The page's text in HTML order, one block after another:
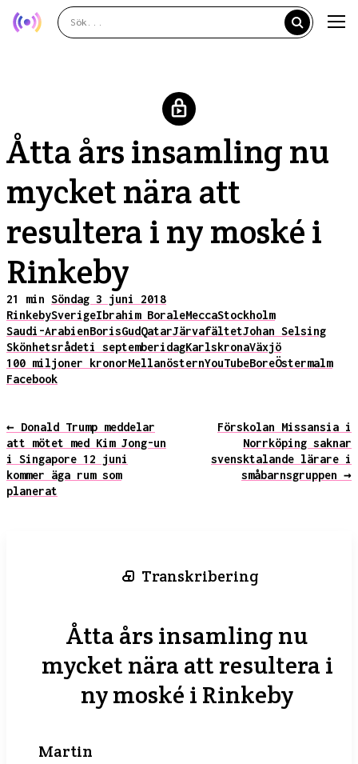
Åtta års insamling nu
mycket nära att
resultera i ny moské i
Rinkeby
21 min Söndag 3 juni 2018
RinkebySverigeIbrahim BoraleMeccaStockholm
Saudi-ArabienBorisGudQatarJärvafältetJohan Selsing
Skönhetsrådeti septemberidagKarlskronaVäxjö
100 miljoner kronorMellanösternYouTubeBoreÖstermalm
Facebook
← Donald Trump meddelar
att mötet med Kim Jong-un
i Singapore 12 juni
kommer äga rum som
planerat
Förskolan Missansia i
Norrköping saknar
svensktalande lärare i
småbarnsgruppen →
Transkribering
Åtta års insamling nu
mycket nära att resultera i
ny moské i Rinkeby
Martin